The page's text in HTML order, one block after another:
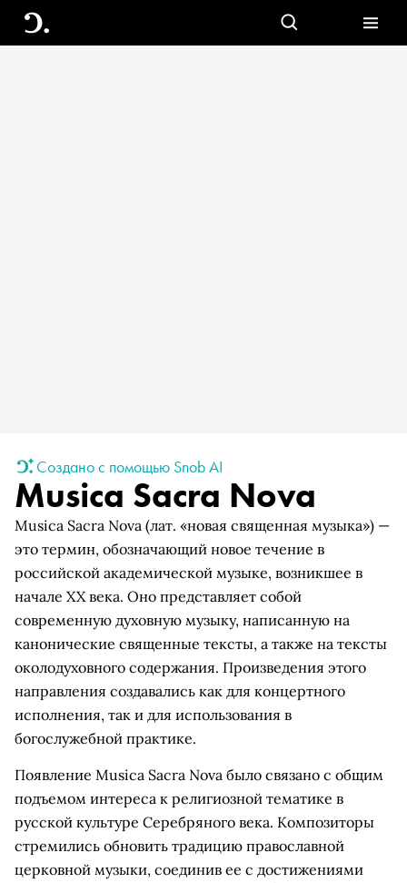
Создано с помощью Snob AI
Musica Sacra Nova
Musica Sacra Nova (лат. «новая священная музыка») —
это термин, обозначающий новое течение в
российской академической музыке, возникшее в
начале XX века. Оно представляет собой
современную духовную музыку, написанную на
канонические священные тексты, а также на тексты
околодуховного содержания. Произведения этого
направления создавались как для концертного
исполнения, так и для использования в
богослужебной практике.
Появление Musica Sacra Nova было связано с общим
подъемом интереса к религиозной тематике в
русской культуре Серебряного века. Композиторы
стремились обновить традицию православной
церковной музыки, соединив ее с достижениями